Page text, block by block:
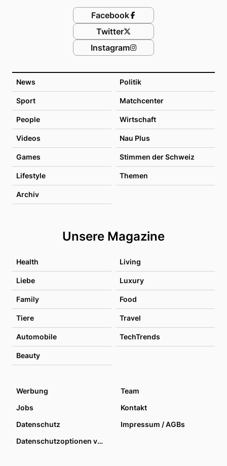
News Politik
Sport Matchcenter
People Wirtschaft
Videos Nau Plus
Games Stimmen der Schweiz
Lifestyle Themen
Archiv
Unsere Magazine
Health Living
Liebe Luxury
Family Food
Tiere Travel
Automobile TechTrends
Beauty
Facebook
Twitter
Instagram
Werbung
Team
Jobs
Kontakt
Datenschutz
Impressum / AGBs
Datenschutzoptionen verwalten